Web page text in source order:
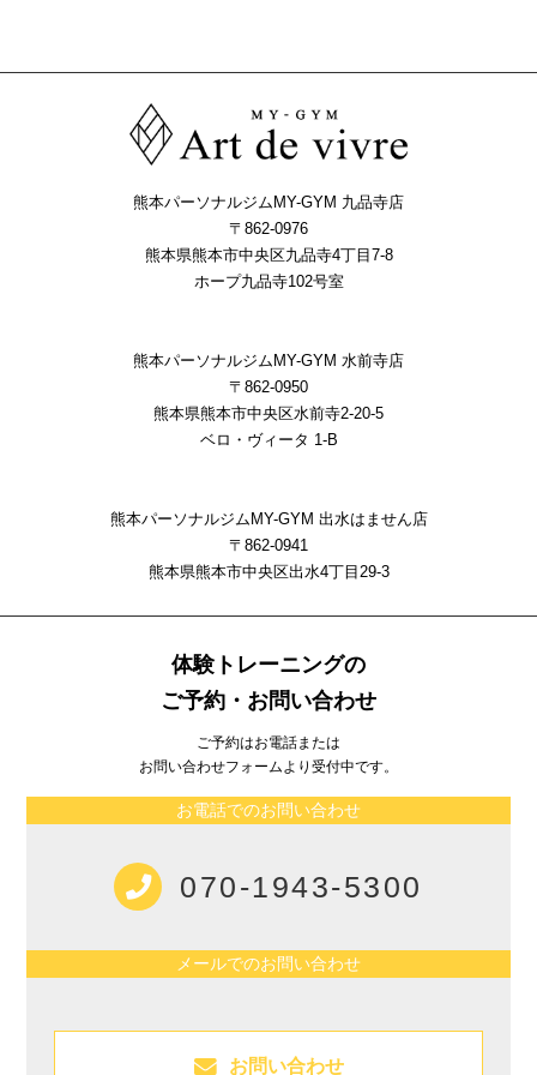
熊本パーソナルジムMY-GYM 九品寺店
〒862-0976
熊本県熊本市中央区九品寺4丁目7-8
ホープ九品寺102号室
熊本パーソナルジムMY-GYM 水前寺店
〒862-0950
熊本県熊本市中央区水前寺2-20-5
ベロ・ヴィータ 1-B
熊本パーソナルジムMY-GYM 出水はません店
〒862-0941
熊本県熊本市中央区出⽔4丁⽬29-3
体験トレーニングの
ご予約・お問い合わせ
ご予約はお電話または
お問い合わせフォームより受付中です。
お電話でのお問い合わせ
070-1943-5300
メールでのお問い合わせ
お問い合わせ